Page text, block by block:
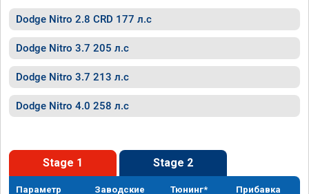
Dodge Nitro 2.8 CRD 177 л.с
Dodge Nitro 3.7 205 л.с
Dodge Nitro 3.7 213 л.с
Dodge Nitro 4.0 258 л.с
Stage 1 Stage 2
Параметр Заводские Тюнинг* Прибавка